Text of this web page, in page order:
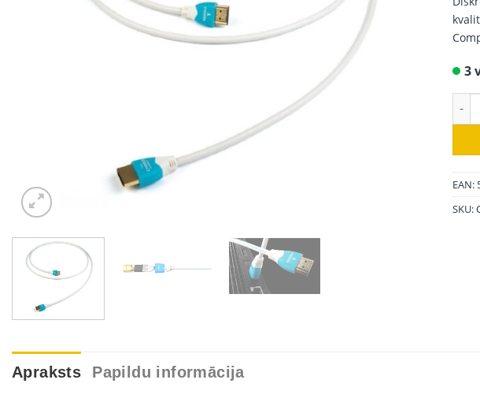
3
EAN:
SKU:
Apraksts Papildu informācija